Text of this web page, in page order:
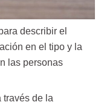
describir el
en el tipo y la
las personas
través de la